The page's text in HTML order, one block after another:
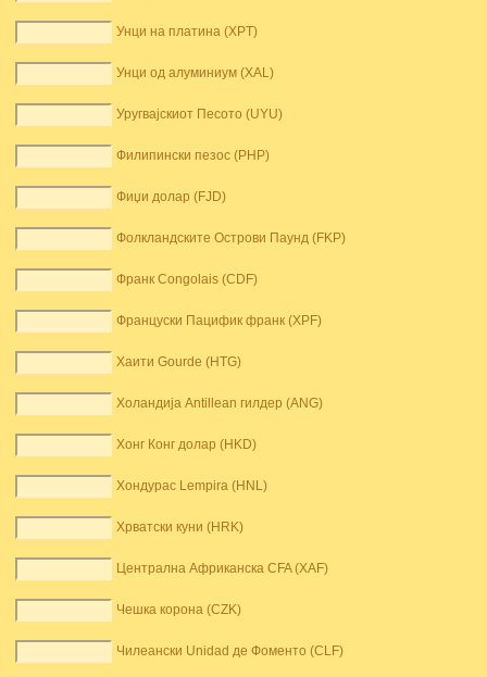
Унци на платина (XPT)
Унци од алуминиум (XAL)
Уругвајскиот Песото (UYU)
Филипински пезос (PHP)
Фиџи долар (FJD)
Фолкландските Острови Паунд (FKP)
Франк Congolais (CDF)
Француски Пацифик франк (XPF)
Хаити Gourde (HTG)
Холандија Antillean гилдер (ANG)
Хонг Конг долар (HKD)
Хондурас Lempira (HNL)
Хрватски куни (HRK)
Централна Африканска CFA (XAF)
Чешка корона (CZK)
Чилеански Unidad де Фоменто (CLF)